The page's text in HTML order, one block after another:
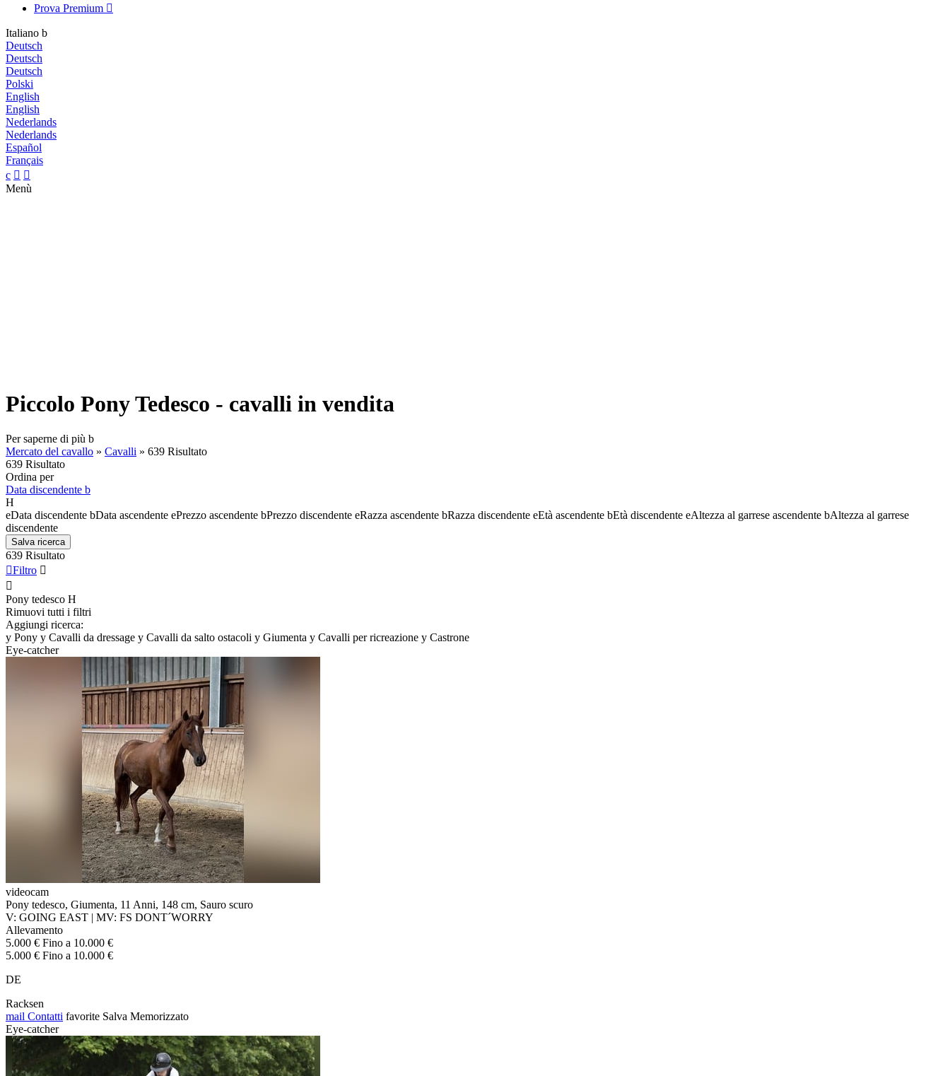
Prova Premium 
Italiano b
Deutsch
Deutsch
Deutsch
Polski
English
English
Nederlands
Nederlands
Español
Français
c  
Menù
Piccolo Pony Tedesco - cavalli in vendita
Per saperne di più b
Mercato del cavallo » Cavalli » 639 Risultato
639 Risultato
Ordina per
Data discendente b
H
eData discendente bData ascendente ePrezzo ascendente bPrezzo discendente eRazza ascendente bRazza discendente eEtà ascendente bEtà discendente eAltezza al garrese ascendente bAltezza al garrese
discendente
Salva ricerca
639 Risultato
Filtro 

Pony tedesco H
Rimuovi tutti i filtri
Aggiungi ricerca:
y Pony y Cavalli da dressage y Cavalli da salto ostacoli y Giumenta y Cavalli per ricreazione y Castrone
Eye-catcher
videocam
Pony tedesco, Giumenta, 11 Anni, 148 cm, Sauro scuro
V: GOING EAST | MV: FS DONT´WORRY
Allevamento
5.000 € Fino a 10.000 €
5.000 € Fino a 10.000 €
DE
Racksen
mail Contatti favorite Salva Memorizzato
Eye-catcher